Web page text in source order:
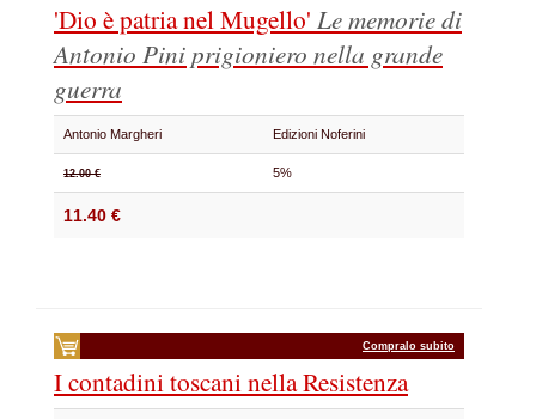
'Dio è patria nel Mugello' Le memorie di
Antonio Pini prigioniero nella grande
guerra
Antonio Margheri Edizioni Noferini
12.00 € 5%
11.40 €
Compralo subito
I contadini toscani nella Resistenza